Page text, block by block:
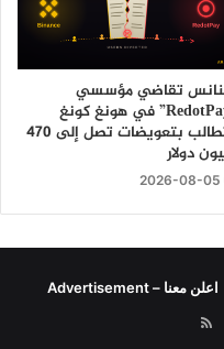
تقاضي مؤسسي
“RedotPay” في هونغ كونغ
وتطالب بتعويضات تصل إلى 470
دولار
2026-08-05
اعلن معنا – Advertisement